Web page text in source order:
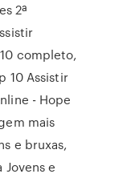
2ª
completo,
10 Assistir
- Hope
mais
e bruxas,
e